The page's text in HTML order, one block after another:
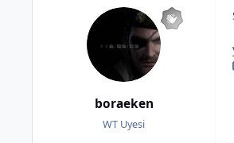
boraeken
WT Uyesi